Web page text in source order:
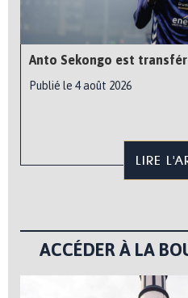
Anto Sekongo est
Publié le 4 août 2026
LIRE
ACCÉDER À LA